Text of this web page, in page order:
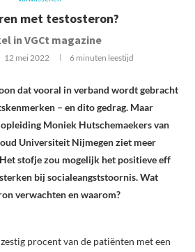
met testosteron?
in VGCt magazine
12 mei 2022 6 minuten leestijd
dat vooral in verband wordt gebracht
– en dito gedrag. Maar
Moniek Hutschemaekers van
Universiteit Nijmegen ziet meer
stofje zou mogelijk het positieve eff
bij socialeangststoornis. Wat
verwachten en waarom?
procent van de patiënten met een